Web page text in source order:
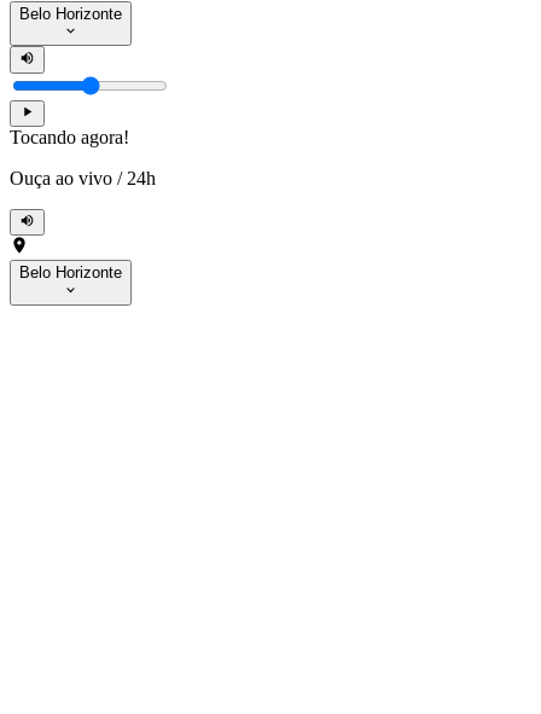
Belo Horizonte
Tocando agora!
Ouça ao vivo / 24h
Belo Horizonte